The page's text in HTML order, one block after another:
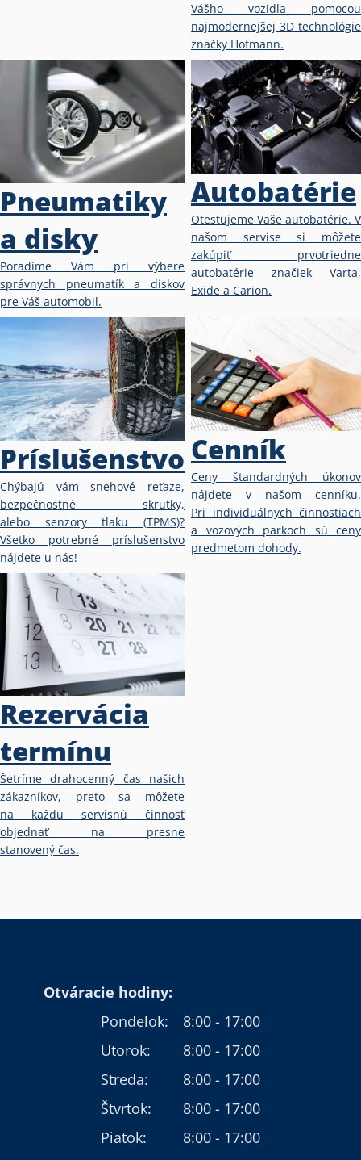
Vášho vozidla pomocou
najmodernejšej 3D technológie
značky Hofmann.
Pneumatiky
a disky
Poradíme Vám pri výbere
správnych pneumatík a diskov
pre Váš automobil.
Autobatérie
Otestujeme Vaše autobatérie. V
našom servise si môžete
zakúpiť prvotriedne
autobatérie značiek Varta,
Exide a Carion.
Príslušenstvo
Chýbajú vám snehové reťaze,
bezpečnostné skrutky,
alebo senzory tlaku (TPMS)?
Všetko potrebné príslušenstvo
nájdete u nás!
Cenník
Ceny štandardných úkonov
nájdete v našom cenníku.
Pri individuálnych činnostiach
a vozových parkoch sú ceny
predmetom dohody.
Rezervácia
termínu
Šetríme drahocenný čas našich
zákazníkov, preto sa môžete
na každú servisnú činnosť
objednať na presne
stanovený čas.
Otváracie hodiny:
Pondelok:
8:00 - 17:00
Utorok:
8:00 - 17:00
Streda:
8:00 - 17:00
Štvrtok:
8:00 - 17:00
Piatok:
8:00 - 17:00